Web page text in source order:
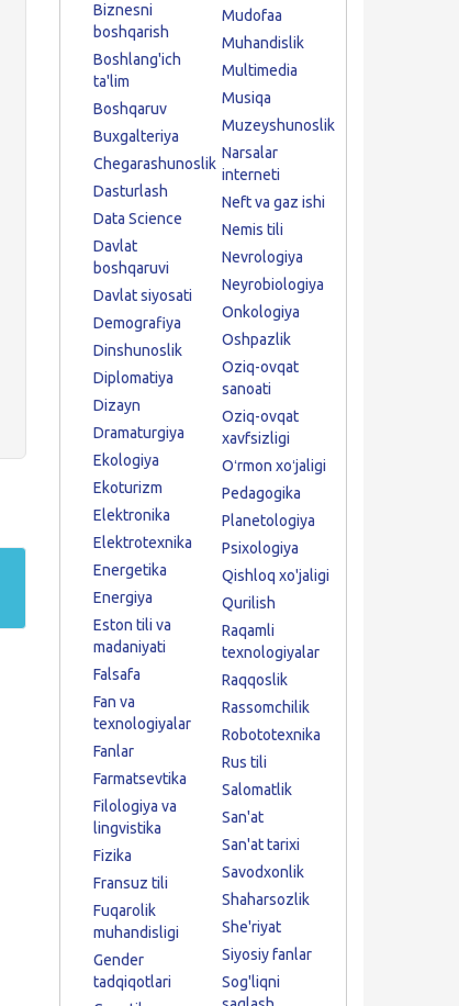
Biznesni
boshqarish
Boshlang'ich
ta'lim
Boshqaruv
Buxgalteriya
Chegarashunoslik
Dasturlash
Data Science
Davlat
boshqaruvi
Davlat siyosati
Demografiya
Dinshunoslik
Diplomatiya
Dizayn
Dramaturgiya
Ekologiya
Ekoturizm
Elektronika
Elektrotexnika
Energetika
Energiya
Eston tili va
madaniyati
Falsafa
Fan va
texnologiyalar
Fanlar
Farmatsevtika
Filologiya va
lingvistika
Fizika
Fransuz tili
Fuqarolik
muhandisligi
Gender
tadqiqotlari
Mudofaa
Muhandislik
Multimedia
Musiqa
Muzeyshunoslik
Narsalar
interneti
Neft va gaz ishi
Nemis tili
Nevrologiya
Neyrobiologiya
Onkologiya
Oshpazlik
Oziq-ovqat
sanoati
Oziq-ovqat
xavfsizligi
Oʻrmon xoʻjaligi
Pedagogika
Planetologiya
Psixologiya
Qishloq xo'jaligi
Qurilish
Raqamli
texnologiyalar
Raqqoslik
Rassomchilik
Robototexnika
Rus tili
Salomatlik
San'at
San'at tarixi
Savodxonlik
Shaharsozlik
She'riyat
Siyosiy fanlar
Sog'liqni